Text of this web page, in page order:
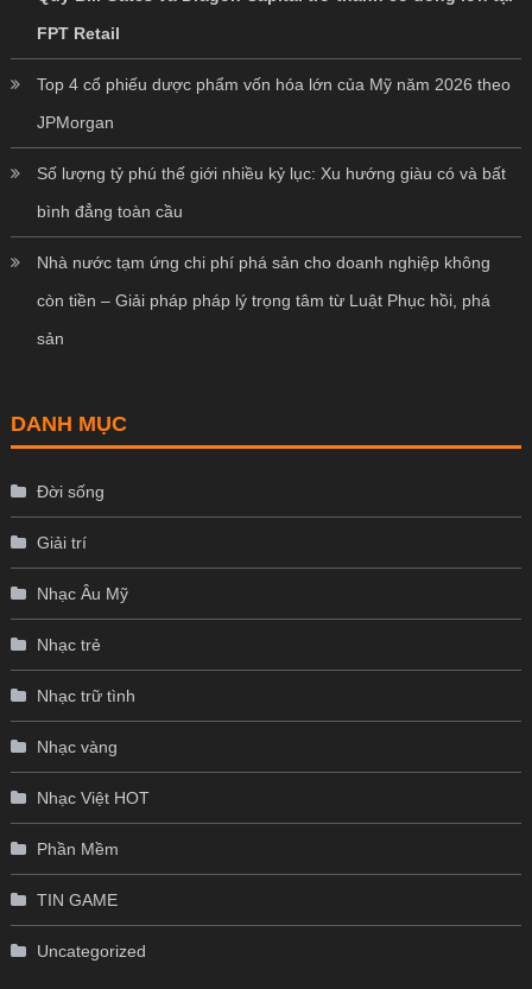
FPT Retail
Top 4 cổ phiếu dược phẩm vốn hóa lớn của Mỹ năm 2026 theo
JPMorgan
Số lượng tỷ phú thế giới nhiều kỷ lục: Xu hướng giàu có và bất
bình đẳng toàn cầu
Nhà nước tạm ứng chi phí phá sản cho doanh nghiệp không
còn tiền – Giải pháp pháp lý trọng tâm từ Luật Phục hồi, phá
sản
DANH MỤC
Đời sống
Giải trí
Nhạc Âu Mỹ
Nhạc trẻ
Nhạc trữ tình
Nhạc vàng
Nhạc Việt HOT
Phần Mềm
TIN GAME
Uncategorized